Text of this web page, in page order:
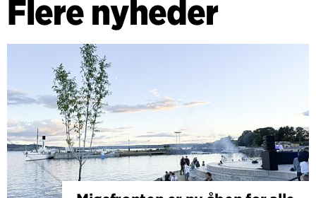
Flere nyheder